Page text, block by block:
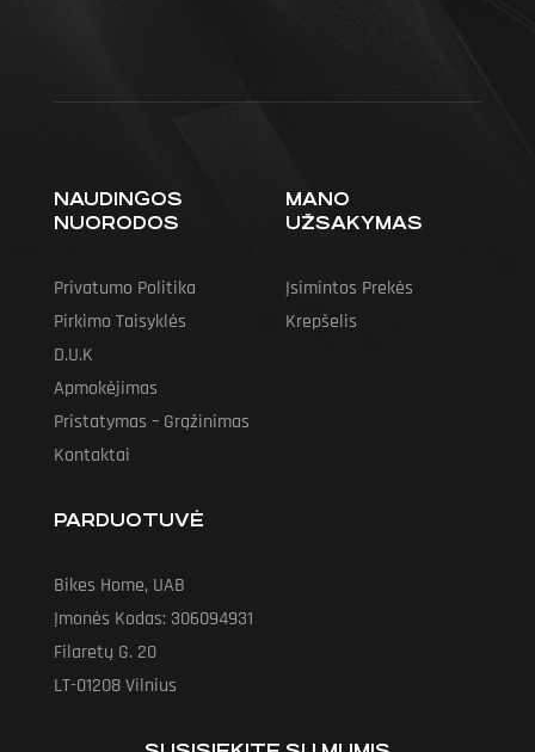
NAUDINGOS
NUORODOS
Privatumo Politika
Pirkimo Taisyklės
D.U.K
Apmokėjimas
Pristatymas – Grąžinimas
Kontaktai
MANO
UŽSAKYMAS
Įsimintos Prekės
Krepšelis
PARDUOTUVĖ
Bikes Home, UAB
Įmonės Kodas: 306094931
Filaretų G. 20
LT-01208 Vilnius